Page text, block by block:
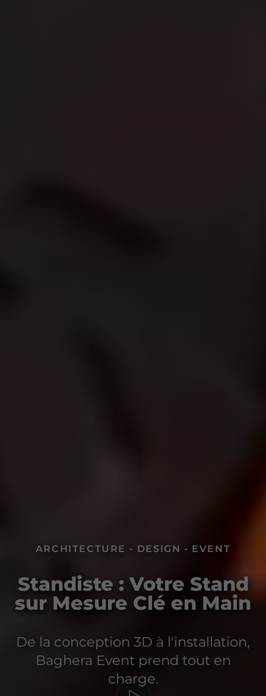
ARCHITECTURE - DESIGN - EVENT
Standiste : Votre Stand
sur Mesure Clé en Main
De la conception 3D à l'installation,
Baghera Event prend tout en
charge.